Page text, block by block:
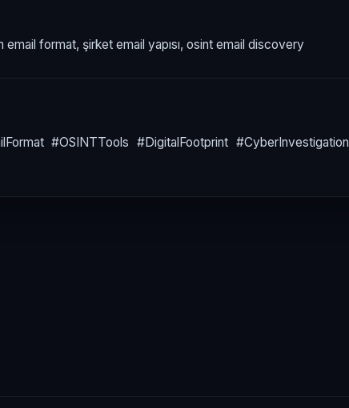
email format, şirket email yapısı, osint email discovery
#OSINTTools #DigitalFootprint #CyberInvestigation